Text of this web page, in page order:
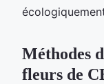
Méthodes
fleurs de